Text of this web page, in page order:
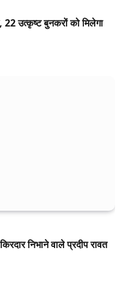
22 उत्कृष्ट बुनकरों को मिलेगा
निभाने वाले प्रदीप रावत